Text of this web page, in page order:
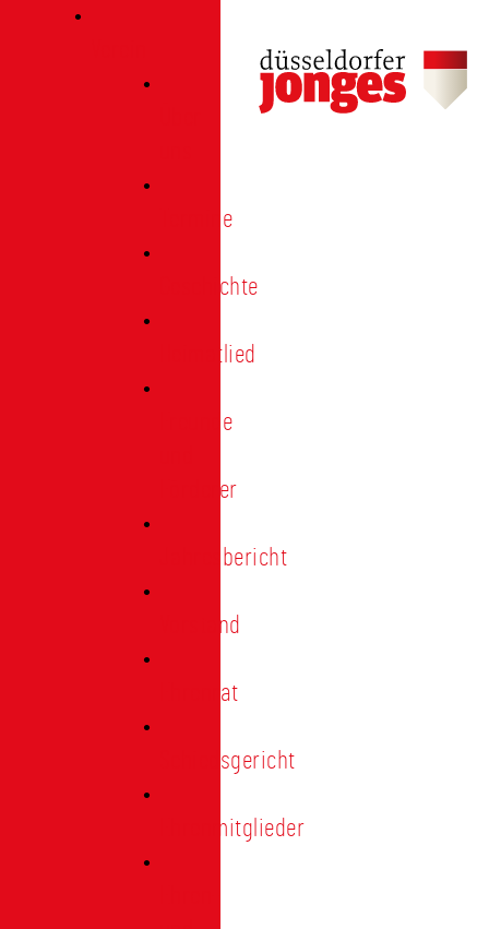
Termine
Geschichte
Heimatlied
Freunde
Förderer
Jahresbericht
Vorstand
Ehrenrat
Schiedsgericht
Ehrenmitglieder